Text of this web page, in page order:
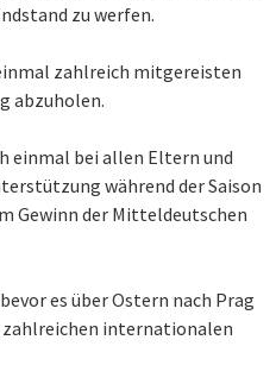
zu werfen.
zahlreich mitgereisten
abzuholen.
einmal bei allen Eltern und
während der Saison
Gewinn der Mitteldeutschen
es über Ostern nach Prag
internationalen